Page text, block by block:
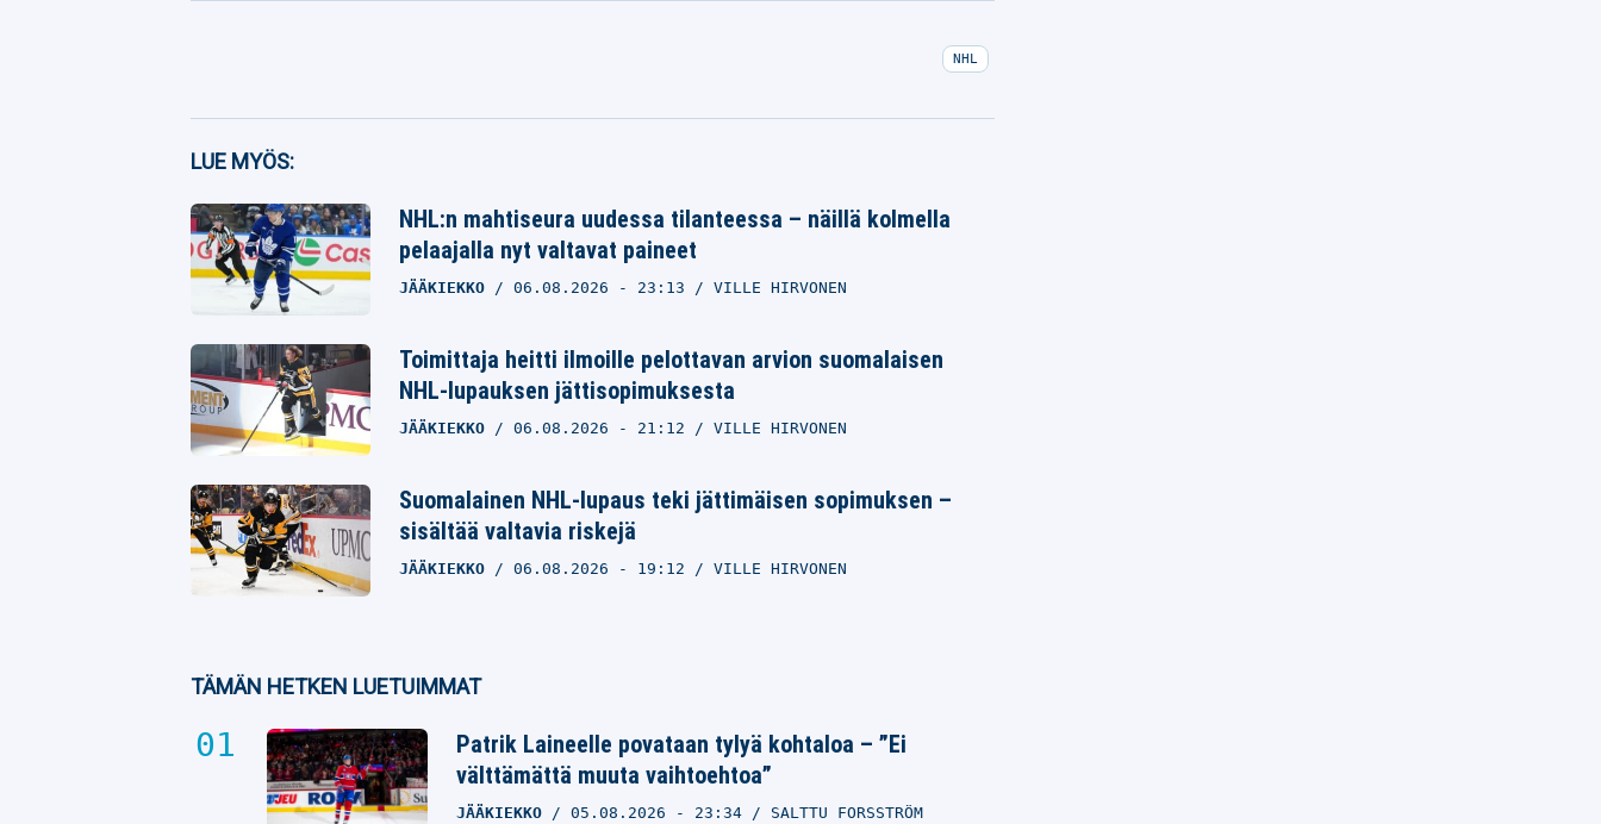
Facebook
Twitter
Whatsapp
NHL
LUE MYÖS:
NHL:n mahtiseura uudessa tilanteessa – näillä kolmella
pelaajalla nyt valtavat paineet
JÄÄKIEKKO 06.08.2026 - 23:13 VILLE HIRVONEN
Toimittaja heitti ilmoille pelottavan arvion suomalaisen
NHL-lupauksen jättisopimuksesta
JÄÄKIEKKO 06.08.2026 - 21:12 VILLE HIRVONEN
Suomalainen NHL-lupaus teki jättimäisen sopimuksen –
sisältää valtavia riskejä
JÄÄKIEKKO 06.08.2026 - 19:12 VILLE HIRVONEN
TÄMÄN HETKEN LUETUIMMAT
Patrik Laineelle povataan tylyä kohtaloa – ”Ei
välttämättä muuta vaihtoehtoa”
JÄÄKIEKKO 05.08.2026 - 23:34 SALTTU FORSSTRÖM